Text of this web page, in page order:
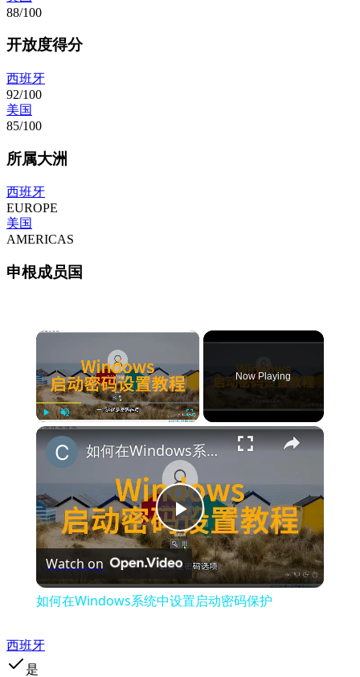
88/100
开放度得分
西班牙
92/100
美国
85/100
所属大洲
西班牙
EUROPE
美国
AMERICAS
申根成员国
×
Play Unmute Fullscreen
Now Playing
×
Play
Video
如何在Windows系统中设置启动密码保护
Watch on
如何在Windows系统中设置启动密码保护
西班牙
是